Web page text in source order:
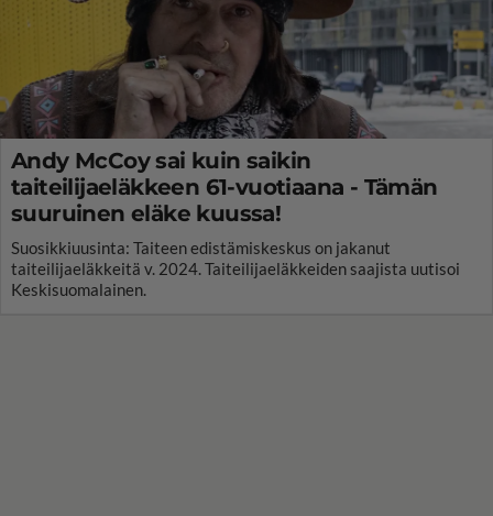
Andy McCoy sai kuin saikin
taiteilijaeläkkeen 61-vuotiaana - Tämän
suuruinen eläke kuussa!
Suosikkiuusinta: Taiteen edistämiskeskus on jakanut
taiteilijaeläkkeitä v. 2024. Taiteilijaeläkkeiden saajista uutisoi
Keskisuomalainen.